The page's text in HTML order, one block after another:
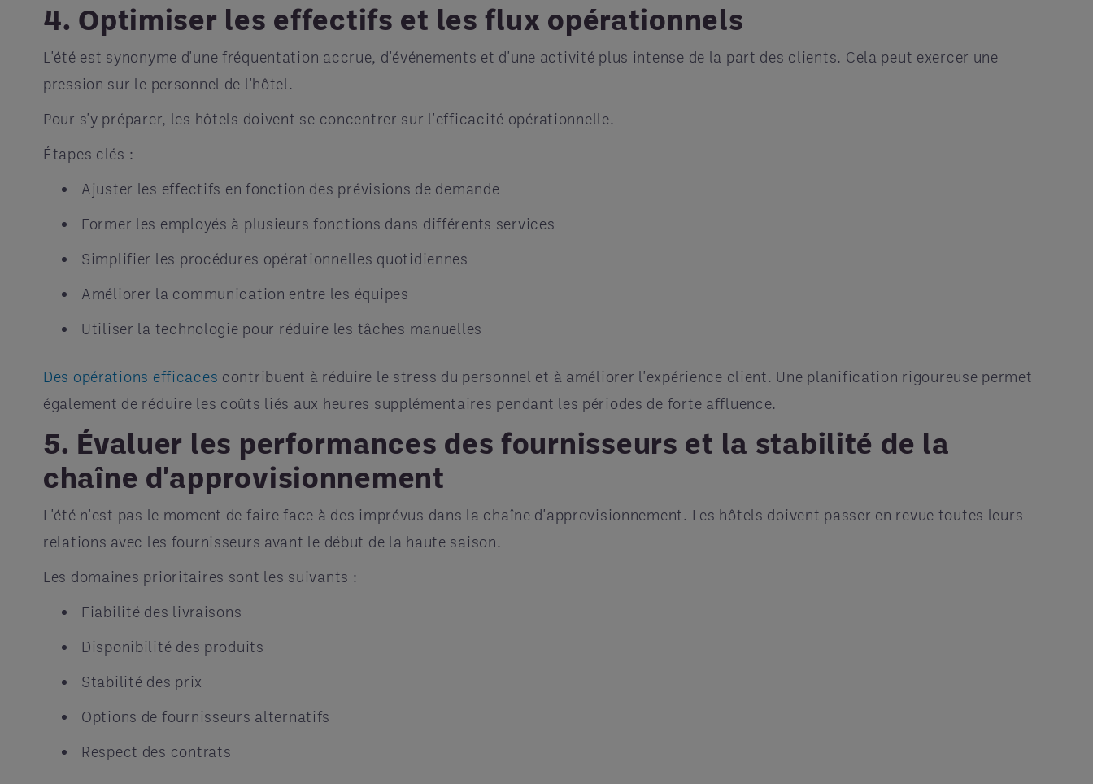
4. Optimiser les effectifs et les flux opérationnels
L'été est synonyme d'une fréquentation accrue, d'événements et d'une activité plus intense de la part des clients. Cela peut exercer une
pression sur le personnel de l'hôtel.
Pour s'y préparer, les hôtels doivent se concentrer sur l'efficacité opérationnelle.
Étapes clés :
Ajuster les effectifs en fonction des prévisions de demande
Former les employés à plusieurs fonctions dans différents services
Simplifier les procédures opérationnelles quotidiennes
Améliorer la communication entre les équipes
Utiliser la technologie pour réduire les tâches manuelles
Des opérations efficaces contribuent à réduire le stress du personnel et à améliorer l'expérience client. Une planification rigoureuse permet
également de réduire les coûts liés aux heures supplémentaires pendant les périodes de forte affluence.
5. Évaluer les performances des fournisseurs et la stabilité de la
chaîne d'approvisionnement
L'été n'est pas le moment de faire face à des imprévus dans la chaîne d'approvisionnement. Les hôtels doivent passer en revue toutes leurs
relations avec les fournisseurs avant le début de la haute saison.
Les domaines prioritaires sont les suivants :
Fiabilité des livraisons
Disponibilité des produits
Stabilité des prix
Options de fournisseurs alternatifs
Respect des contrats